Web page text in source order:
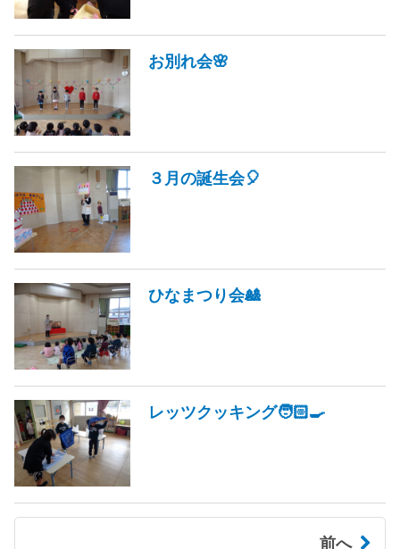
お別れ会🌸
３月の誕生会🎈
ひなまつり会🎎
レッツクッキング🧑🏻‍🍳
前へ